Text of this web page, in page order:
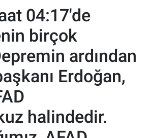
04:17'de
birçok
ardından
Erdoğan,
halindedir.